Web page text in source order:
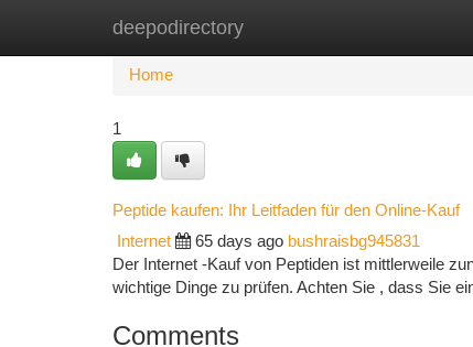
deepodirectory
Home New Site Listings
Home
1
Peptide kaufen: Ihr Leitfaden für den Online-Kauf
Internet 65 days ago bushraisbg945831
Der Internet -Kauf von Peptiden ist mittlerweile
wichtige Dinge zu prüfen. Achten Sie , dass Sie
Comments